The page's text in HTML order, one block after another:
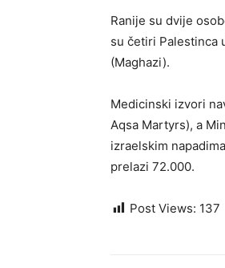
Ranije su dvije
su četiri Palestinca
(Maghazi).
Medicinski izvori
Aqsa Martyrs), a
izraelskim
prelazi 72.000.
Post Views: 137